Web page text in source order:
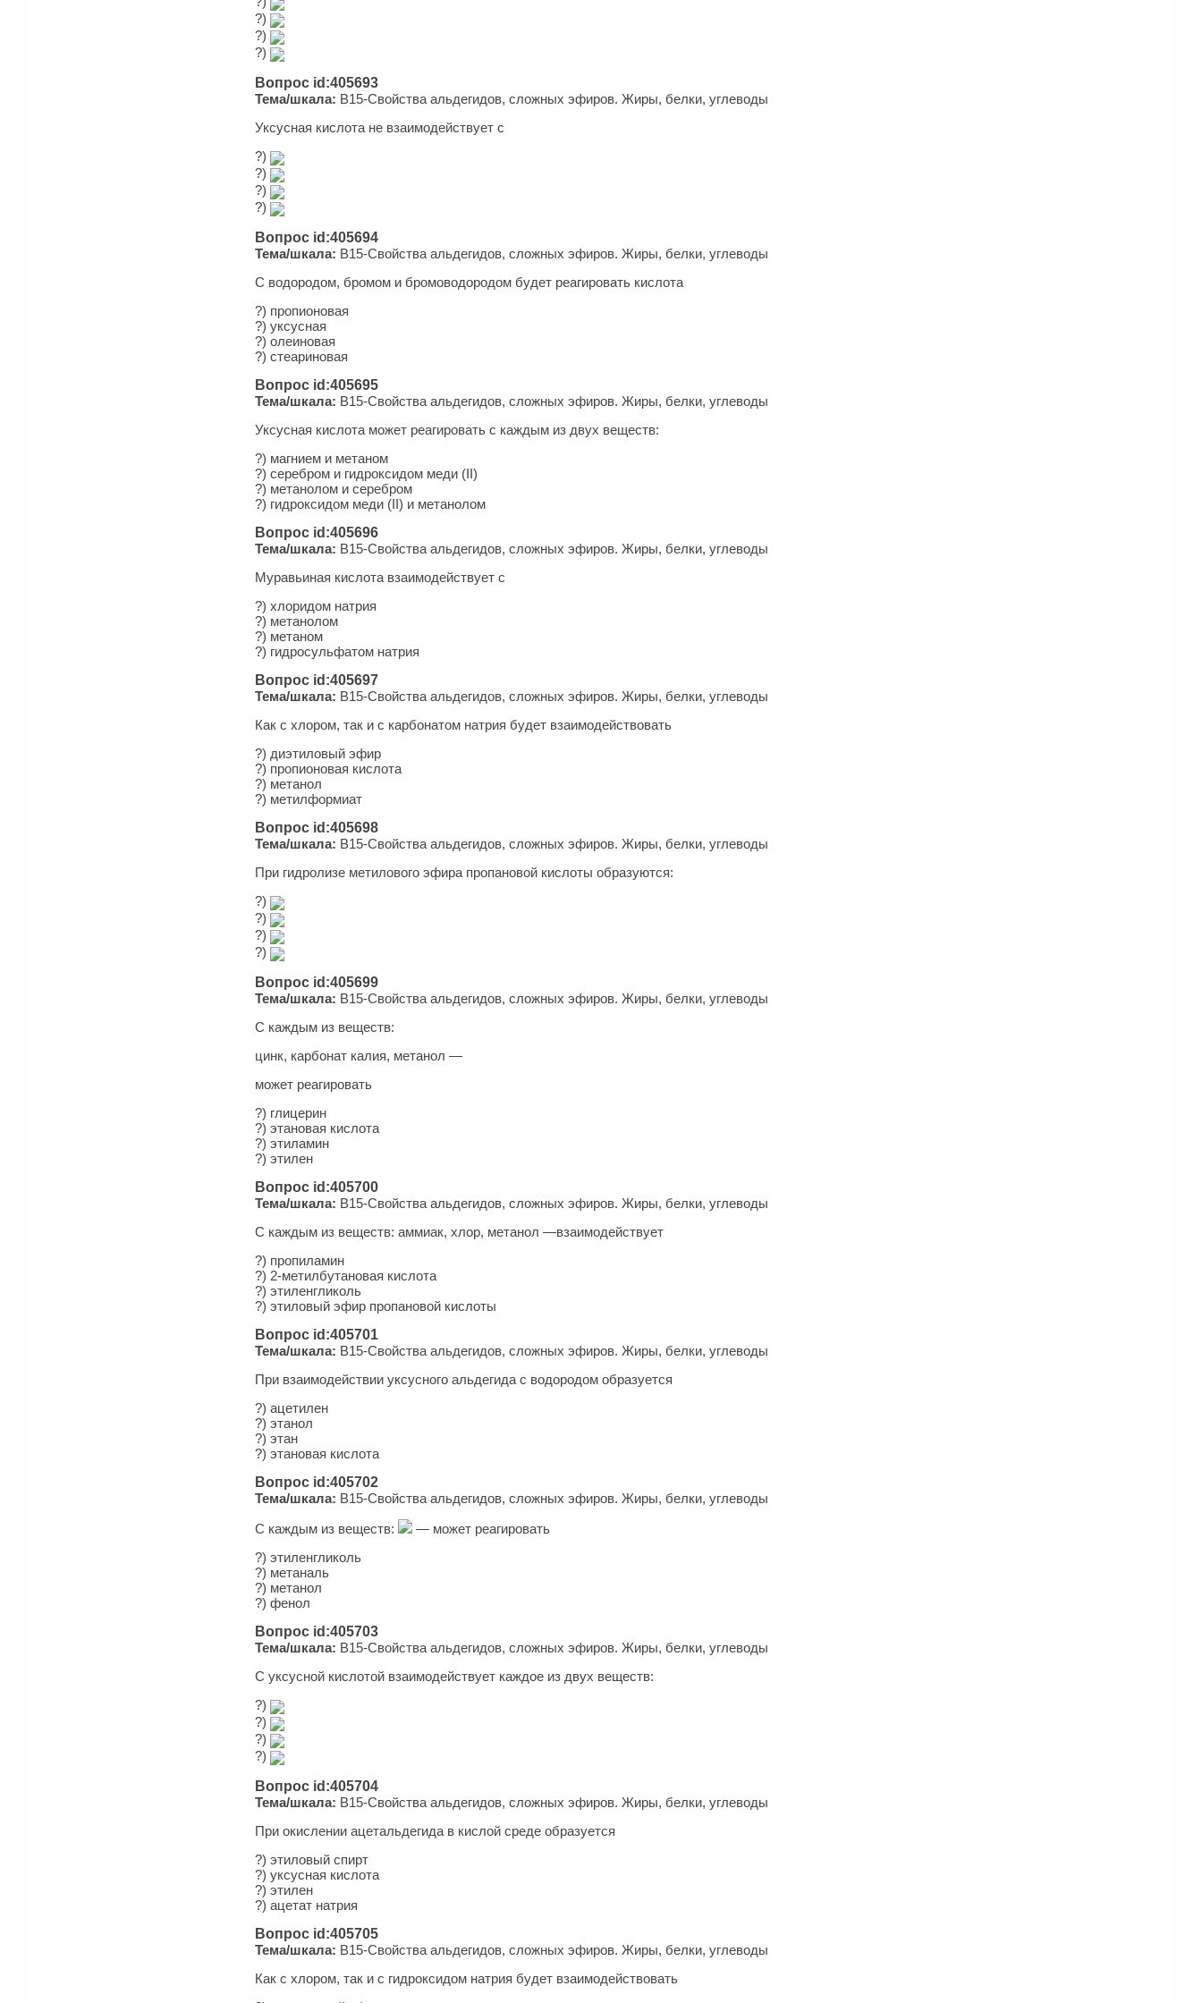
?)
?)
?)
Вопрос id:405693
Тема/шкала: B15-Свойства альдегидов, сложных эфиров. Жиры, белки, углеводы
Уксусная кислота не взаимодействует с
?)
?)
?)
?)
Вопрос id:405694
Тема/шкала: B15-Свойства альдегидов, сложных эфиров. Жиры, белки, углеводы
С водородом, бромом и бромоводородом будет реагировать кислота
?) пропионовая
?) уксусная
?) олеиновая
?) стеариновая
Вопрос id:405695
Тема/шкала: B15-Свойства альдегидов, сложных эфиров. Жиры, белки, углеводы
Уксусная кислота может реагировать с каждым из двух веществ:
?) магнием и метаном
?) серебром и гидроксидом меди (II)
?) метанолом и серебром
?) гидроксидом меди (II) и метанолом
Вопрос id:405696
Тема/шкала: B15-Свойства альдегидов, сложных эфиров. Жиры, белки, углеводы
Муравьиная кислота взаимодействует с
?) хлоридом натрия
?) метанолом
?) метаном
?) гидросульфатом натрия
Вопрос id:405697
Тема/шкала: B15-Свойства альдегидов, сложных эфиров. Жиры, белки, углеводы
Как с хлором, так и с карбонатом натрия будет взаимодействовать
?) диэтиловый эфир
?) пропионовая кислота
?) метанол
?) метилформиат
Вопрос id:405698
Тема/шкала: B15-Свойства альдегидов, сложных эфиров. Жиры, белки, углеводы
При гидролизе метилового эфира пропановой кислоты образуются:
?)
?)
?)
?)
Вопрос id:405699
Тема/шкала: B15-Свойства альдегидов, сложных эфиров. Жиры, белки, углеводы
С каждым из веществ:
цинк, карбонат калия, метанол —
может реагировать
?) глицерин
?) этановая кислота
?) этиламин
?) этилен
Вопрос id:405700
Тема/шкала: B15-Свойства альдегидов, сложных эфиров. Жиры, белки, углеводы
С каждым из веществ: аммиак, хлор, метанол —взаимодействует
?) пропиламин
?) 2-метилбутановая кислота
?) этиленгликоль
?) этиловый эфир пропановой кислоты
Вопрос id:405701
Тема/шкала: B15-Свойства альдегидов, сложных эфиров. Жиры, белки, углеводы
При взаимодействии уксусного альдегида с водородом образуется
?) ацетилен
?) этанол
?) этан
?) этановая кислота
Вопрос id:405702
Тема/шкала: B15-Свойства альдегидов, сложных эфиров. Жиры, белки, углеводы
С каждым из веществ:
— может реагировать
?) этиленгликоль
?) метаналь
?) метанол
?) фенол
Вопрос id:405703
Тема/шкала: B15-Свойства альдегидов, сложных эфиров. Жиры, белки, углеводы
С уксусной кислотой взаимодействует каждое из двух веществ:
?)
?)
?)
?)
Вопрос id:405704
Тема/шкала: B15-Свойства альдегидов, сложных эфиров. Жиры, белки, углеводы
При окислении ацетальдегида в кислой среде образуется
?) этиловый спирт
?) уксусная кислота
?) этилен
?) ацетат натрия
Вопрос id:405705
Тема/шкала: B15-Свойства альдегидов, сложных эфиров. Жиры, белки, углеводы
Как с хлором, так и с гидроксидом натрия будет взаимодействовать